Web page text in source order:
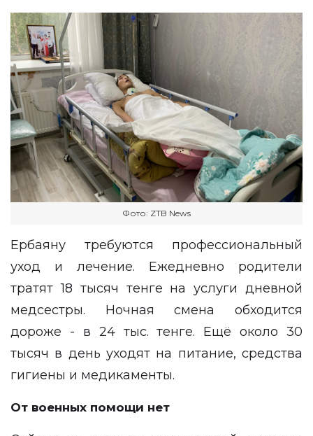
Фото: ZTB News
Ербаяну требуются профессиональный
уход и лечение. Ежедневно родители
тратят 18 тысяч тенге на услуги дневной
медсестры. Ночная смена обходится
дороже - в 24 тыс. тенге. Ещё около 30
тысяч в день уходят на питание, средства
гигиены и медикаменты.
От военных помощи нет